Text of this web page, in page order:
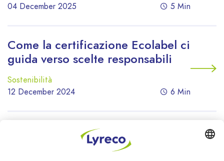
04 December 2025
5 Min
Come la certificazione Ecolabel ci
guida verso scelte responsabili
Sostenibilità
12 December 2024
6 Min
Verso la decarbonizzazione delle
aziende: cos’è la SBTi e cosa fa